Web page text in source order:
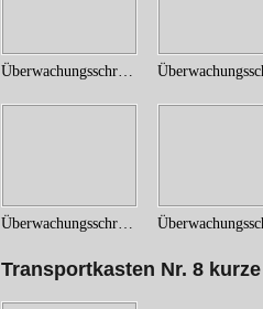
Transportkasten Nr. 8